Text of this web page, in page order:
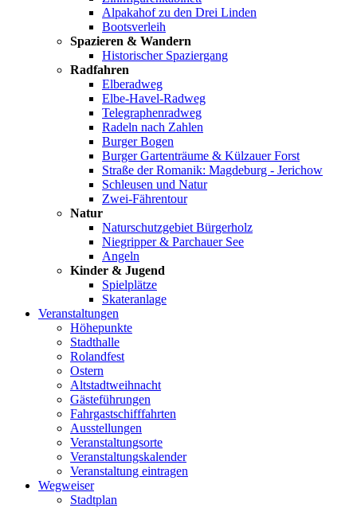
Alpakahof zu den Drei Linden
Bootsverleih
Spazieren & Wandern
Historischer Spaziergang
Radfahren
Elberadweg
Elbe-Havel-Radweg
Telegraphenradweg
Radeln nach Zahlen
Burger Bogen
Burger Gartenträume & Külzauer Forst
Straße der Romanik: Magdeburg - Jerichow
Schleusen und Natur
Zwei-Fährentour
Natur
Naturschutzgebiet Bürgerholz
Niegripper & Parchauer See
Angeln
Kinder & Jugend
Spielplätze
Skateranlage
Veranstaltungen
Höhepunkte
Stadthalle
Rolandfest
Ostern
Altstadtweihnacht
Gästeführungen
Fahrgastschifffahrten
Ausstellungen
Veranstaltungsorte
Veranstaltungskalender
Veranstaltung eintragen
Wegweiser
Stadtplan